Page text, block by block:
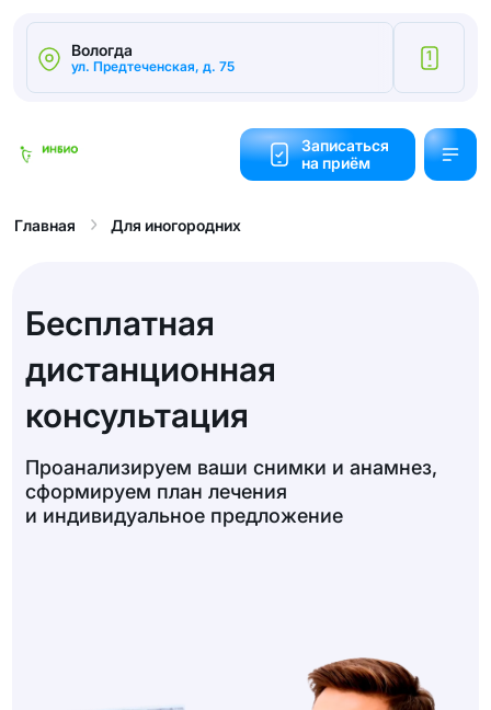
Вологда
ул. Предтеченская, д. 75
1
Записаться
на приём
Главная Для иногородних
Бесплатная
дистанционная
консультация
Проанализируем ваши снимки и анамнез,
сформируем план лечения
и индивидуальное предложение